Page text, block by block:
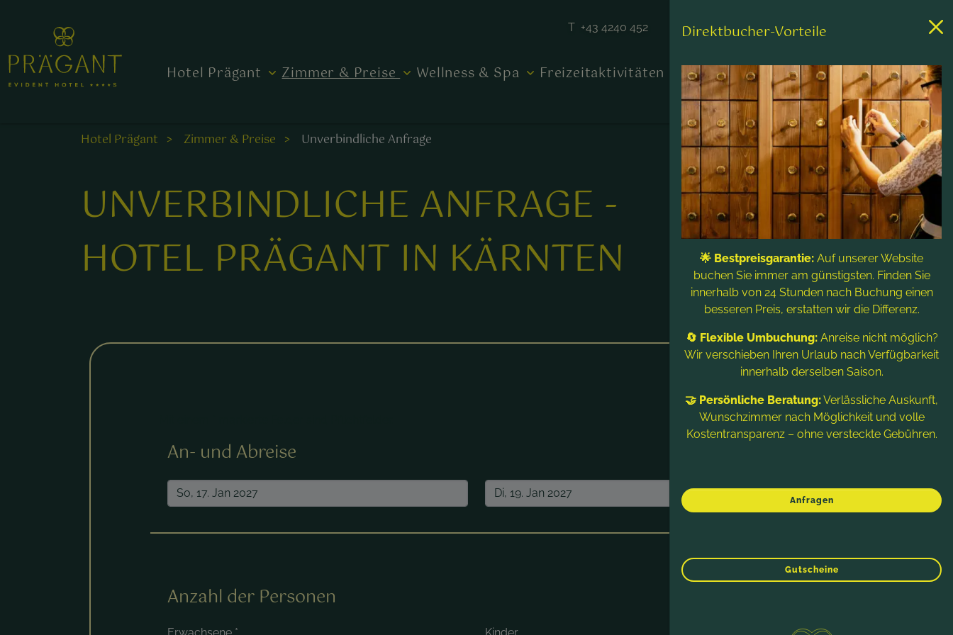
T +43 4240 452
Hotel Prägant Zimmer & Preise Wellness & Spa Freizeitaktivitäten Kontakt & Service
Hotel Prägant Zimmer & Preise Unverbindliche Anfrage
UNVERBINDLICHE ANFRAGE -
HOTEL PRÄGANT IN KÄRNTEN
An- und Abreise
Anzahl der Personen
Direktbucher-Vorteile
🌟 Bestpreisgarantie: Auf unserer Website
buchen Sie immer am günstigsten. Finden Sie
innerhalb von 24 Stunden nach Buchung einen
besseren Preis, erstatten wir die Differenz.
🔄 Flexible Umbuchung:Anreise nicht möglich?
Wir verschieben Ihren Urlaub nach Verfügbarkeit
innerhalb derselben Saison.
🤝 Persönliche Beratung:Verlässliche Auskunft,
Wunschzimmer nach Möglichkeit und volle
Kostentransparenz – ohne versteckte Gebühren.
Anfragen
Gutscheine